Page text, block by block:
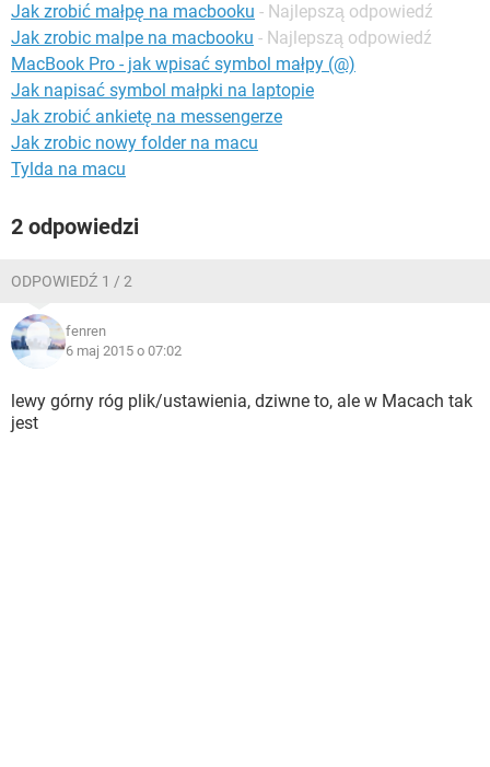
Jak zrobić małpę na macbooku - Najlepszą odpowiedź
Jak zrobic malpe na macbooku - Najlepszą odpowiedź
MacBook Pro - jak wpisać symbol małpy (@)
Jak napisać symbol małpki na laptopie
Jak zrobić ankietę na messengerze
Jak zrobic nowy folder na macu
Tylda na macu
2 odpowiedzi
ODPOWIEDŹ 1 / 2
fenren
6 maj 2015 o 07:02
lewy górny róg plik/ustawienia, dziwne to, ale w Macach tak
jest